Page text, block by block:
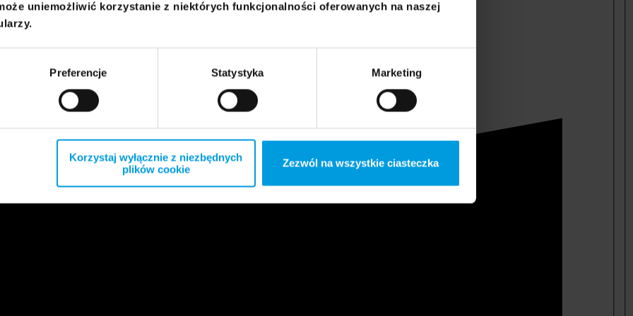
uniemożliwić korzystanie z niektórych funkcjonalności oferowanych na naszej
Preferencje Statystyka Marketing
Korzystaj wyłącznie z niezbędnych
plików cookie
Zezwól na wszystkie ciasteczka